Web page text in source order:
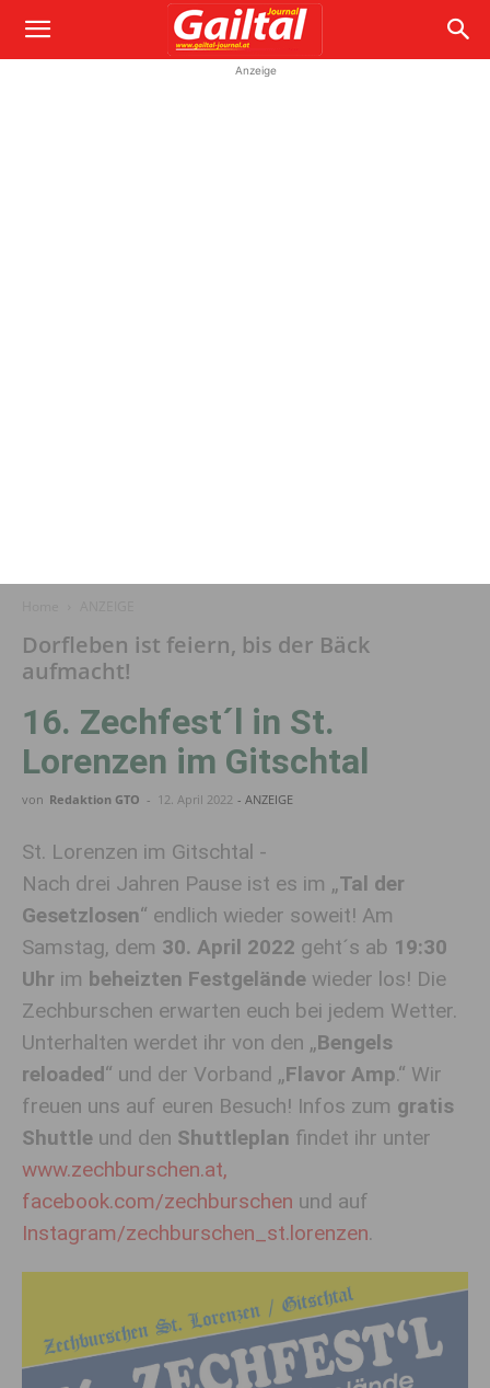
Anzeige
Dorfleben ist feiern, bis der Bäck
aufmacht!
16. Zechfest´l in St.
Lorenzen im Gitschtal
von Redaktion GTO - 12. April 2022 - ANZEIGE
St. Lorenzen im Gitschtal -
Nach drei Jahren Pause ist es im „Tal der
Gesetzlosen“ endlich wieder soweit! Am
Samstag, dem 30. April 2022 geht´s ab 19:30
Uhr im beheizten Festgelände wieder los! Die
Zechburschen erwarten euch bei jedem Wetter.
Unterhalten werdet ihr von den „Bengels
reloaded“ und der Vorband „Flavor Amp.“ Wir
freuen uns auf euren Besuch! Infos zum gratis
Shuttle und den Shuttleplan findet ihr unter
www.zechburschen.at,
facebook.com/zechburschen und auf
Instagram/zechburschen_st.lorenzen.